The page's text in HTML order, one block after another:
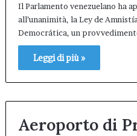
Il Parlamento venezuelano ha
all’unanimità, la Ley de
Democrática, un
Leggi di più »
Aeroporto di